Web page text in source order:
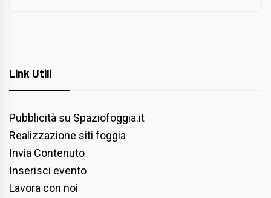
Link Utili
Pubblicità su Spaziofoggia.it
Realizzazione siti foggia
Invia Contenuto
Inserisci evento
Lavora con noi